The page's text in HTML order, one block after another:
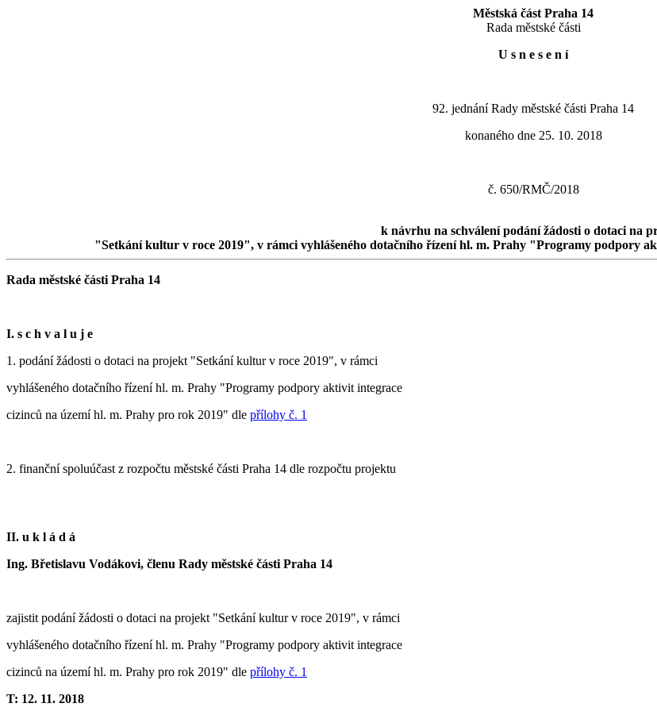
Městská část Praha 14
Rada městské části
U s n e s e n í
92. jednání Rady městské části Praha 14
konaného dne 25. 10. 2018
č. 650/RMČ/2018
k návrhu na schválení podání žádosti o dotaci na
"Setkání kultur v roce 2019", v rámci vyhlášeného dotačního řízení hl. m. Prahy "Programy podpory
Rada městské části Praha 14
I. s c h v a l u j e
1. podání žádosti o dotaci na projekt "Setkání kultur v roce 2019", v rámci
vyhlášeného dotačního řízení hl. m. Prahy "Programy podpory aktivit integrace
cizinců na území hl. m. Prahy pro rok 2019" dle přílohy č. 1
2. finanční spoluúčast z rozpočtu městské části Praha 14 dle rozpočtu projektu
II. u k l á d á
Ing. Břetislavu Vodákovi, členu Rady městské části Praha 14
zajistit podání žádosti o dotaci na projekt "Setkání kultur v roce 2019", v rámci
vyhlášeného dotačního řízení hl. m. Prahy "Programy podpory aktivit integrace
cizinců na území hl. m. Prahy pro rok 2019" dle přílohy č. 1
T: 12. 11. 2018